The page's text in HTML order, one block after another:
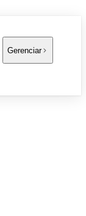
Gerenciar